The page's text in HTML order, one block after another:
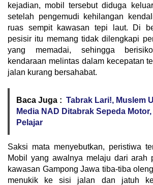
kejadian, mobil tersebut diduga
setelah pengemudi kehilangan
ruas sempit kawasan tepi laut. Di
pesisir itu memang tidak dilengkapi
yang memadai, sehingga
kendaraan melintas dalam kecepatan
jalan kurang bersahabat.
Baca Juga : Tabrak Lari!, Muslem
Media NAD Ditabrak Sepeda
Pelajar
Saksi mata menyebutkan, peristiwa
Mobil yang awalnya melaju dari arah
kawasan Gampong Jawa tiba-tiba
menukik ke sisi jalan dan jatuh